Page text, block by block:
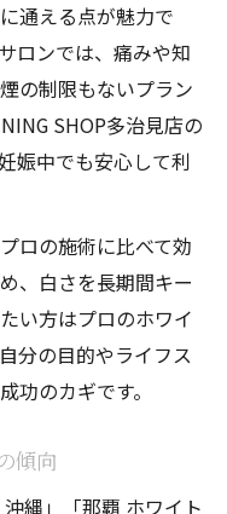
通える点が魅力で
ロンでは、痛みや知
の制限もないプラン
SHOP多治見店の
娠中でも安心して利
ロの施術に比べて効
、白さを長期間キー
い方はプロのホワイ
分の目的やライフス
功のカギです。
傾向
縄」「那覇 ホワイト